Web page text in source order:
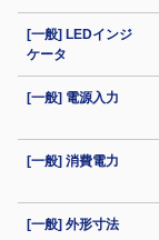
[一般] LEDインジ
ケータ
[一般] 電源入力
[一般] 消費電力
[一般] 外形寸法